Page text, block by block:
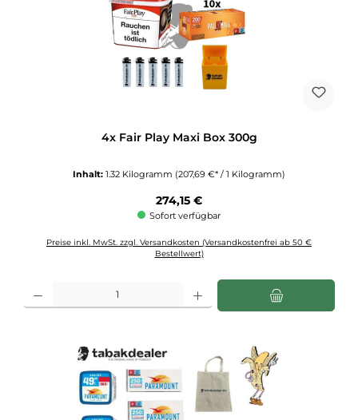
4x Fair Play Maxi Box 300g
Inhalt: 1.32 Kilogramm (207,69 €* / 1 Kilogramm)
Regulärer Preis:
274,15 €
Sofort verfügbar
Preise inkl. MwSt. zzgl. Versandkosten (Versandkostenfrei ab 50 €
Bestellwert)
Produkt Anzahl: Gib den gewünschten Wert ein oder benutze die Schaltflächen